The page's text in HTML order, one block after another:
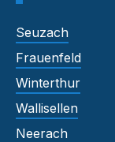
Seuzach
Frauenfeld
Winterthur
Wallisellen
Neerach